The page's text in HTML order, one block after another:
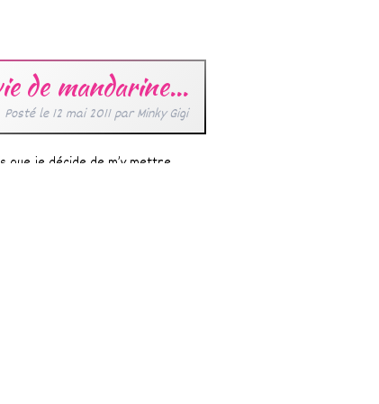
de mandarine…
Posté le12 mai 2011parMinky Gigi
que je décide de m’y mettre